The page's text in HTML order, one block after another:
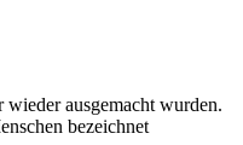
ausgemacht wurden.
bezeichnet